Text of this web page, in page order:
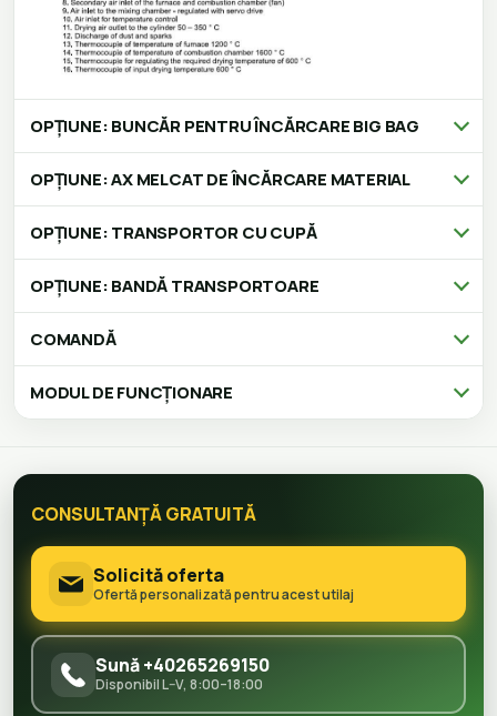
OPȚIUNE: BUNCĂR PENTRU ÎNCĂRCARE BIG BAG
OPȚIUNE: AX MELCAT DE ÎNCĂRCARE MATERIAL
OPȚIUNE: TRANSPORTOR CU CUPĂ
OPȚIUNE: BANDĂ TRANSPORTOARE
COMANDĂ
MODUL DE FUNCȚIONARE
CONSULTANȚĂ GRATUITĂ
Solicită oferta
Ofertă personalizată pentru acest utilaj
Sună +40265269150
Disponibil L–V, 8:00–18:00